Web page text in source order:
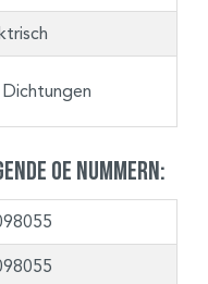
OE Nummern: